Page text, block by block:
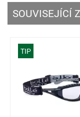
SOUVISEJÍCÍ
TIP